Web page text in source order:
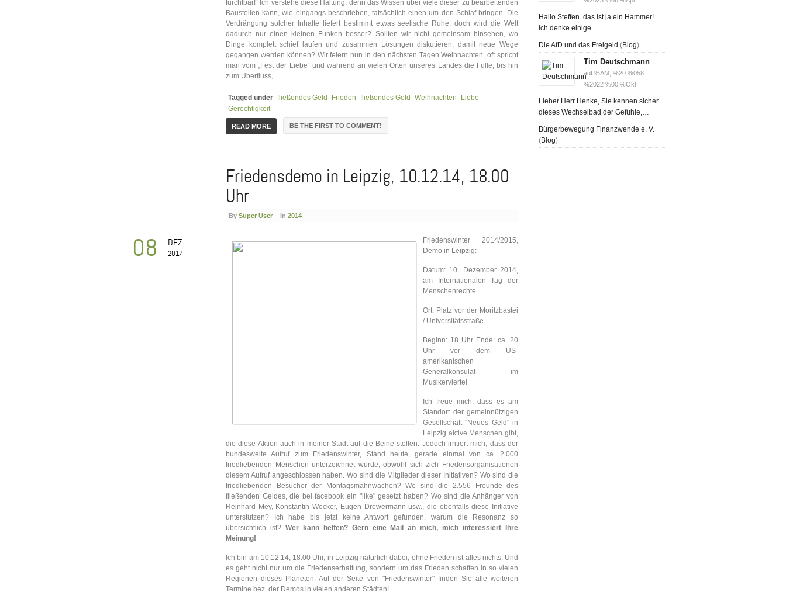
furchtbar!“ Ich verstehe diese Haltung, denn das Wissen über viele dieser zu bearbeitenden
Baustellen kann, wie eingangs beschrieben, tatsächlich einen um den Schlaf bringen. Die
Verdrängung solcher Inhalte liefert bestimmt etwas seelische Ruhe, doch wird die Welt
dadurch nur einen kleinen Funken besser? Sollten wir nicht gemeinsam hinsehen, wo
Dinge komplett schief laufen und zusammen Lösungen diskutieren, damit neue Wege
gegangen werden können? Wir feiern nun in den nächsten Tagen Weihnachten, oft spricht
man vom „Fest der Liebe“ und während an vielen Orten unseres Landes die Fülle, bis hin
zum Überfluss, ...
Tagged under fließendes Geld Frieden fließendes Geld Weihnachten
Liebe
Gerechtigkeit
READ MORE BE THE FIRST TO COMMENT!
Friedensdemo in Leipzig, 10.12.14, 18.00
Uhr
By Super User In 2014
08 DEZ
2014
Friedenswinter 2014/2015,
Demo in Leipzig:
Datum: 10. Dezember 2014,
am Internationalen Tag der
Menschenrechte
Ort: Platz vor der Moritzbastei
/ Universitätsstraße
Beginn: 18 Uhr Ende: ca. 20
Uhr vor dem US-
amerikanischen
Generalkonsulat im
Musikerviertel
Ich freue mich, dass es am
Standort der gemeinnützigen
Gesellschaft "Neues Geld" in
Leipzig aktive Menschen gibt,
die diese Aktion auch in meiner Stadt auf die Beine stellen. Jedoch irritiert mich, dass der
bundesweite Aufruf zum Friedenswinter, Stand heute, gerade einmal von ca. 2.000
friedliebenden Menschen unterzeichnet wurde, obwohl sich zich Friedensorganisationen
diesem Aufruf angeschlossen haben. Wo sind die Mitglieder dieser Initiativen? Wo sind die
friedliebenden Besucher der Montagsmahnwachen? Wo sind die 2.556 Freunde des
fließenden Geldes, die bei facebook ein "like" gesetzt haben? Wo sind die Anhänger von
Reinhard Mey, Konstantin Wecker, Eugen Drewermann usw., die ebenfalls diese Initiative
unterstützen? Ich habe bis jetzt keine Antwort gefunden, warum die Resonanz so
übersichtlich ist? Wer kann helfen? Gern eine Mail an mich, mich interessiert Ihre
Meinung!
Ich bin am 10.12.14, 18.00 Uhr, in Leipzig natürlich dabei, ohne Frieden ist alles nichts. Und
es geht nicht nur um die Friedenserhaltung, sondern um das Frieden schaffen in so vielen
Regionen dieses Planeten. Auf der Seite von "Friedenswinter" finden Sie alle weiteren
Termine bez. der Demos in vielen anderen Städten!
Hallo Steffen. das ist ja ein Hammer!
Ich denke einige…
Die AfD und das Freigeld (Blog)
Tim Deutschmann
auf %AM, %20 %058
%2022 %00:%Okt
Lieber Herr Henke, Sie kennen sicher
dieses Wechselbad der Gefühle,…
Bürgerbewegung Finanzwende e. V.
(Blog)